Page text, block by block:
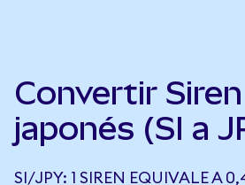
Convertir Siren
japonés (SI a
SI/JPY: 1 SIREN EQUIVALE A